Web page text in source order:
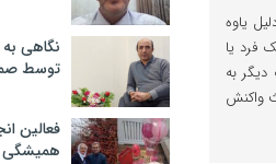
یاوه
فرد یا
به
واکنش
نگاهی
توسط
فعالین
همیشگی